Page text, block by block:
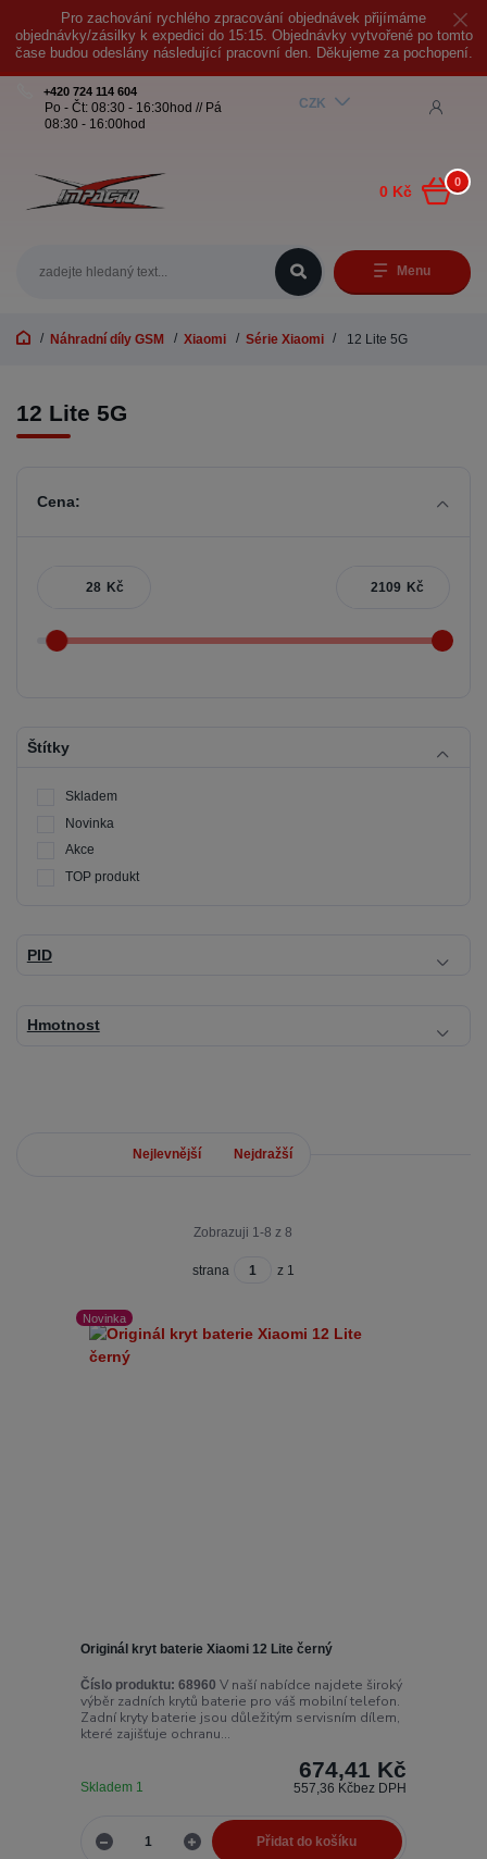
Pro zachování rychlého zpracování objednávek přijímáme
objednávky/zásilky k expedici do 15:15. Objednávky vytvořené po tomto
čase budou odeslány následující pracovní den. Děkujeme za pochopení.
Menu
CZK
+420 724 114 604
Po - Čt: 08:30 - 16:30hod // Pá
08:30 - 16:00hod
0
0 Kč
Náhradní díly GSM Xiaomi Série Xiaomi 12 Lite 5G
12 Lite 5G
Cena:
Kč Kč
Štítky
Skladem
Novinka
Akce
TOP produkt
PID
Hmotnost
Nejlevnější Nejdražší
Zobrazuji 1-8 z 8
strana z 1
Novinka
Originál kryt baterie Xiaomi 12 Lite černý
Číslo produktu: 68960 V naší nabídce najdete široký
výběr zadních krytů baterie pro váš mobilní telefon.
Zadní kryty baterie jsou důležitým servisním dílem,
které zajišťuje ochranu...
674,41 Kč
557,36 Kčbez DPH
Skladem 1
Přidat do košíku